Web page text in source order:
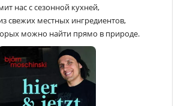
нас с сезонной кухней,
свежих местных ингредиентов,
можно найти прямо в природе.